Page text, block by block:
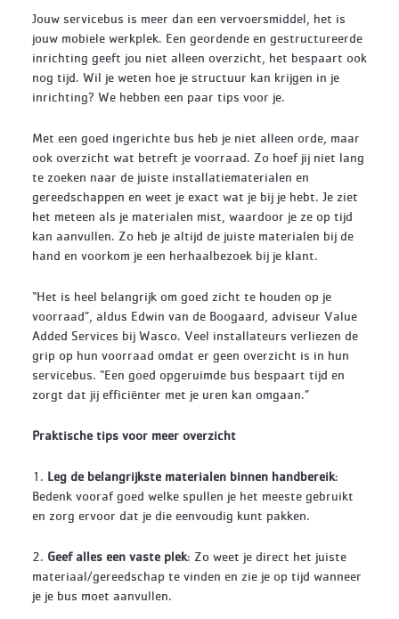
Jouw servicebus is meer dan een vervoersmiddel, het is
jouw mobiele werkplek. Een geordende en gestructureerde
inrichting geeft jou niet alleen overzicht, het bespaart ook
nog tijd. Wil je weten hoe je structuur kan krijgen in je
inrichting? We hebben een paar tips voor je.
Met een goed ingerichte bus heb je niet alleen orde, maar
ook overzicht wat betreft je voorraad. Zo hoef jij niet lang
te zoeken naar de juiste installatiematerialen en
gereedschappen en weet je exact wat je bij je hebt. Je ziet
het meteen als je materialen mist, waardoor je ze op tijd
kan aanvullen. Zo heb je altijd de juiste materialen bij de
hand en voorkom je een herhaalbezoek bij je klant.
“Het is heel belangrijk om goed zicht te houden op je
voorraad”, aldus Edwin van de Boogaard, adviseur Value
Added Services bij Wasco. Veel installateurs verliezen de
grip op hun voorraad omdat er geen overzicht is in hun
servicebus. “Een goed opgeruimde bus bespaart tijd en
zorgt dat jij efficiënter met je uren kan omgaan.”
Praktische tips voor meer overzicht
1. Leg de belangrijkste materialen binnen handbereik:
Bedenk vooraf goed welke spullen je het meeste gebruikt
en zorg ervoor dat je die eenvoudig kunt pakken.
2. Geef alles een vaste plek: Zo weet je direct het juiste
materiaal/gereedschap te vinden en zie je op tijd wanneer
je je bus moet aanvullen.